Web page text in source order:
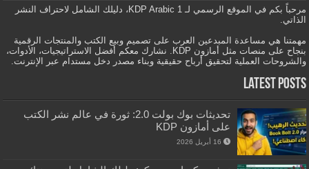
مرحباً بكم في الموقع الرسمي لـ KDP Arabic 1، دليلك الشامل لاحتراف النشر
الذاتي.
مهمتنا هي مساعدة المبدعين العرب على تصميم وبيع الكتب والمنتجات الرقمية
بنجاح على منصات مثل أمازون KDP. نشارك معكم أفضل الاستراتيجيات، الأدوات،
والشروحات العملية لتحقيق أرباح حقيقية وبناء مصدر دخل مستدام عبر الإنترنت.
Latest Posts
تحديثات بوك بولت 2.0: ثورة في عالم نشر الكتب
على أمازون KDP
16 أبريل 2026